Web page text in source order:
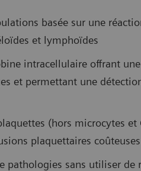
basée sur une
et lymphoïdes
intracellulaire offrant
et permettant une
(hors microcytes
plaquettaires coûteuses
pathologies sans utiliser